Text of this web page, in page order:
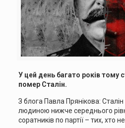
У цей день багато років тому
помер Сталін.
З блога Павла Прянікова:
людиною нижче середнього
соратників по партії – тих, хто